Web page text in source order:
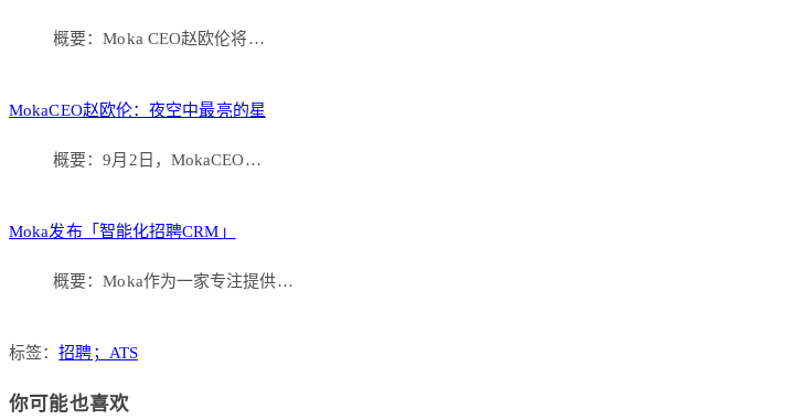
概要：Moka CEO赵欧伦将…
MokaCEO赵欧伦：夜空中最亮的星
概要：9月2日，MokaCEO…
Moka发布「智能化招聘CRM」
概要：Moka作为一家专注提供…
标签：招聘；ATS
你可能也喜欢